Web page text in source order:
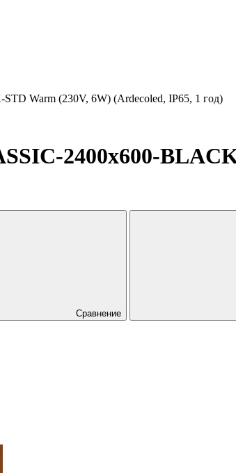
Warm (230V, 6W) (Ardecoled, IP65, 1 год)
2400x600-
Сравнение